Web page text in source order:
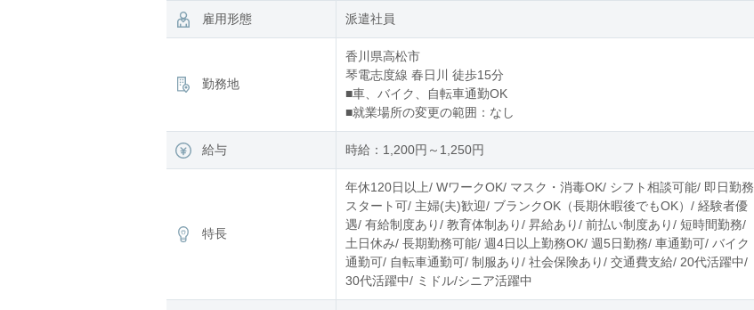
雇用形態 派遣社員
勤務地
香川県高松市
琴電志度線 春日川 徒歩15分
■車、バイク、自転車通勤OK
■就業場所の変更の範囲：なし
給与 時給：1,200円～1,250円
特長
年休120日以上/ WワークOK/ マスク・消毒OK/ シフト相談可能/ 即日勤務
スタート可/ 主婦(夫)歓迎/ ブランクOK（長期休暇後でもOK）/ 経験者優
遇/ 有給制度あり/ 教育体制あり/ 昇給あり/ 前払い制度あり/ 短時間勤務/
土日休み/ 長期勤務可能/ 週4日以上勤務OK/ 週5日勤務/ 車通勤可/ バイク
通勤可/ 自転車通勤可/ 制服あり/ 社会保険あり/ 交通費支給/ 20代活躍中/
30代活躍中/ ミドル/シニア活躍中